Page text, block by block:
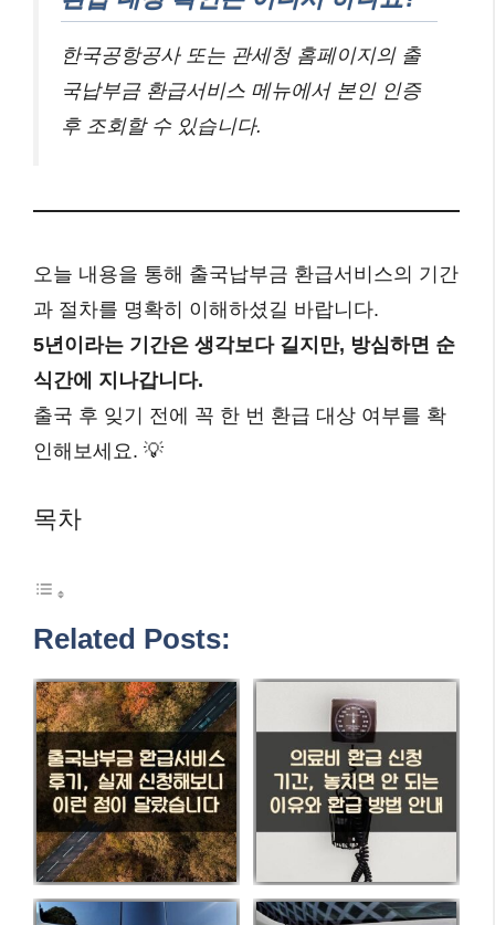
한국공항공사 또는 관세청 홈페이지의 출
국납부금 환급서비스 메뉴에서 본인 인증
후 조회할 수 있습니다.
오늘 내용을 통해 출국납부금 환급서비스의 기간
과 절차를 명확히 이해하셨길 바랍니다.
5년이라는 기간은 생각보다 길지만, 방심하면 순
식간에 지나갑니다.
출국 후 잊기 전에 꼭 한 번 환급 대상 여부를 확
인해보세요. 💡
목차
Related Posts: